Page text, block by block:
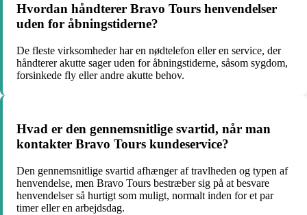
Hvordan håndterer Bravo Tours henvendelser
uden for åbningstiderne?
De fleste virksomheder har en nødtelefon eller en service, der
håndterer akutte sager uden for åbningstiderne, såsom sygdom,
forsinkede fly eller andre akutte behov.
Hvad er den gennemsnitlige svartid, når man
kontakter Bravo Tours kundeservice?
Den gennemsnitlige svartid afhænger af travlheden og typen af
henvendelse, men Bravo Tours bestræber sig på at besvare
henvendelser så hurtigt som muligt, normalt inden for et par
timer eller en arbejdsdag.